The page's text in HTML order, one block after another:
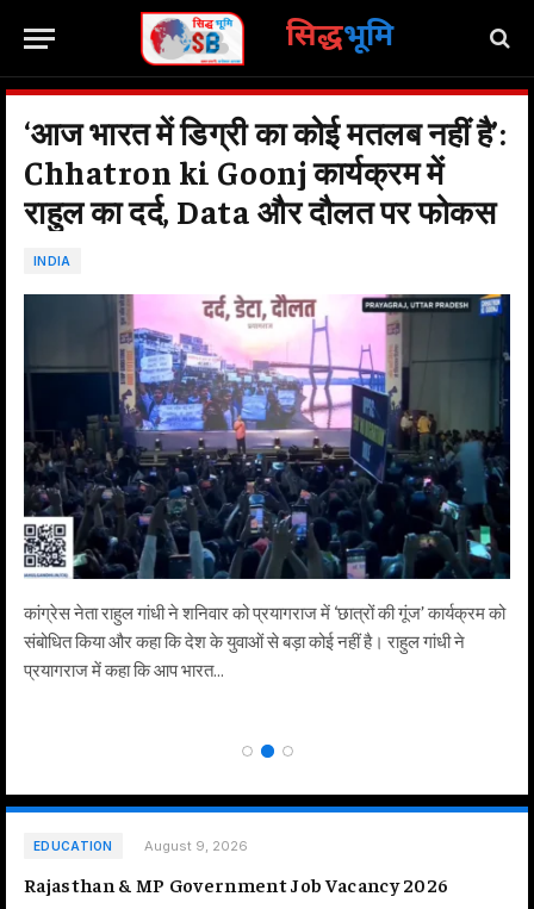
सिद्धभूमि
‘आज भारत में डिग्री का कोई मतलब नहीं है’:
Chhatron ki Goonj कार्यक्रम में
राहुल का दर्द, Data और दौलत पर फोकस
INDIA
कांग्रेस नेता राहुल गांधी ने शनिवार को प्रयागराज में ‘छात्रों की गूंज’ कार्यक्रम को
संबोधित किया और कहा कि देश के युवाओं से बड़ा कोई नहीं है। राहुल गांधी ने
प्रयागराज में कहा कि आप भारत…
EDUCATION August 9, 2026
Rajasthan & MP Government Job Vacancy 2026